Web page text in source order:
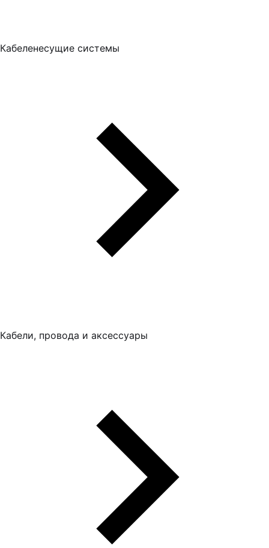
Кабеленесущие системы
Кабели, провода и аксессуары